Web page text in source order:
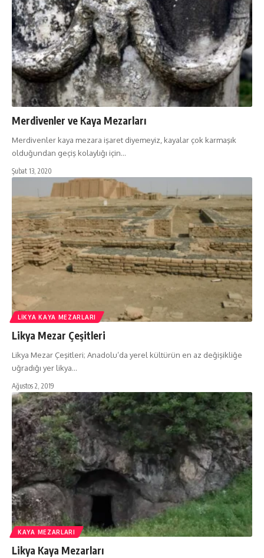
Merdivenler ve Kaya Mezarları
Merdivenler kaya mezara işaret diyemeyiz, kayalar çok karmaşık
olduğundan geçiş kolaylığı için…
Şubat 13, 2020
LIKYA KAYA MEZARLARI
Likya Mezar Çeşitleri
Likya Mezar Çeşitleri; Anadolu’da yerel kültürün en az değişikliğe
uğradığı yer likya…
Ağustos 2, 2019
KAYA MEZARLARI
Likya Kaya Mezarları